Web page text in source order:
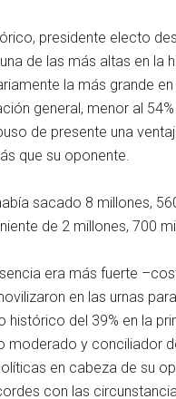
presidente electo
de las más altas en la
la más grande
general, menor al
de presente una
que su oponente.
sacado 8 millones,
de 2 millones, 700
era más fuerte
en las urnas
del 39% en la
moderado y conciliador
en cabeza de su
con las